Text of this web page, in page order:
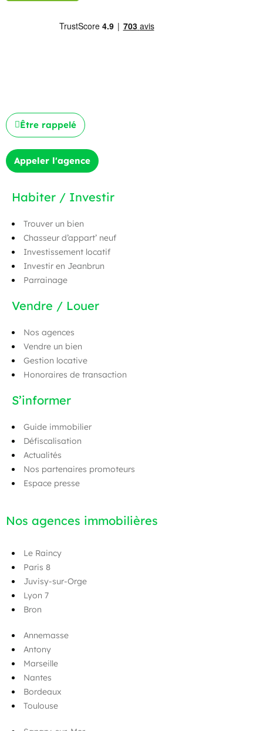
Être rappelé
Appeler l'agence
Habiter / Investir
Trouver un bien
Chasseur d’appart’ neuf
Investissement locatif
Investir en Jeanbrun
Parrainage
Vendre / Louer
Nos agences
Vendre un bien
Gestion locative
Honoraires de transaction
S’informer
Guide immobilier
Défiscalisation
Actualités
Nos partenaires promoteurs
Espace presse
Nos agences immobilières
Le Raincy
Paris 8
Juvisy-sur-Orge
Lyon 7
Bron
Annemasse
Antony
Marseille
Nantes
Bordeaux
Toulouse